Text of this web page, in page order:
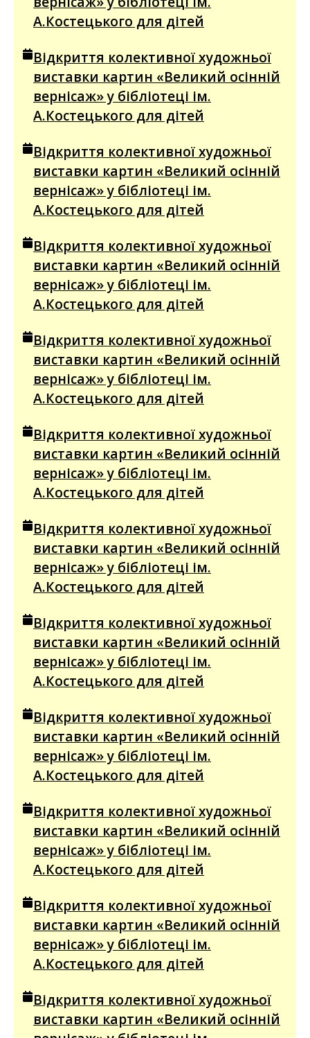
А.Костецького для дітей
Відкриття колективної художньої
виставки картин «Великий осінній
вернісаж» у бібліотеці ім.
А.Костецького для дітей
Відкриття колективної художньої
виставки картин «Великий осінній
вернісаж» у бібліотеці ім.
А.Костецького для дітей
Відкриття колективної художньої
виставки картин «Великий осінній
вернісаж» у бібліотеці ім.
А.Костецького для дітей
Відкриття колективної художньої
виставки картин «Великий осінній
вернісаж» у бібліотеці ім.
А.Костецького для дітей
Відкриття колективної художньої
виставки картин «Великий осінній
вернісаж» у бібліотеці ім.
А.Костецького для дітей
Відкриття колективної художньої
виставки картин «Великий осінній
вернісаж» у бібліотеці ім.
А.Костецького для дітей
Відкриття колективної художньої
виставки картин «Великий осінній
вернісаж» у бібліотеці ім.
А.Костецького для дітей
Відкриття колективної художньої
виставки картин «Великий осінній
вернісаж» у бібліотеці ім.
А.Костецького для дітей
Відкриття колективної художньої
виставки картин «Великий осінній
вернісаж» у бібліотеці ім.
А.Костецького для дітей
Відкриття колективної художньої
виставки картин «Великий осінній
вернісаж» у бібліотеці ім.
А.Костецького для дітей
Відкриття колективної художньої
виставки картин «Великий осінній